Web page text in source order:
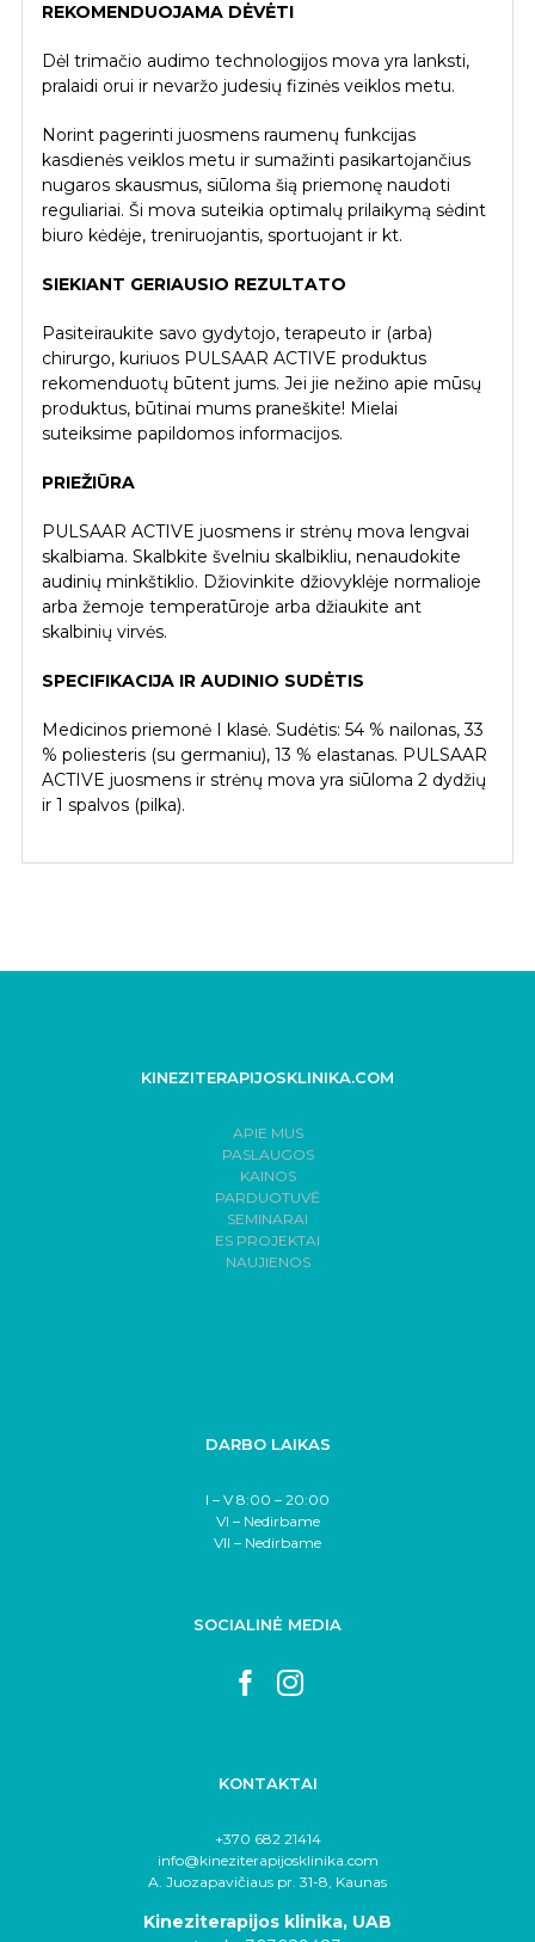
REKOMENDUOJAMA DĖVĖTI
Dėl trimačio audimo technologijos mova yra lanksti,
pralaidi orui ir nevaržo judesių fizinės veiklos metu.
Norint pagerinti juosmens raumenų funkcijas
kasdienės veiklos metu ir sumažinti pasikartojančius
nugaros skausmus, siūloma šią priemonę naudoti
reguliariai. Ši mova suteikia optimalų prilaikymą sėdint
biuro kėdėje, treniruojantis, sportuojant ir kt.
SIEKIANT GERIAUSIO REZULTATO
Pasiteiraukite savo gydytojo, terapeuto ir (arba)
chirurgo, kuriuos PULSAAR ACTIVE produktus
rekomenduotų būtent jums. Jei jie nežino apie mūsų
produktus, būtinai mums praneškite! Mielai
suteiksime papildomos informacijos.
PRIEŽIŪRA
PULSAAR ACTIVE juosmens ir strėnų mova lengvai
skalbiama. Skalbkite švelniu skalbikliu, nenaudokite
audinių minkštiklio. Džiovinkite džiovyklėje normalioje
arba žemoje temperatūroje arba džiaukite ant
skalbinių virvės.
SPECIFIKACIJA IR AUDINIO SUDĖTIS
Medicinos priemonė I klasė. Sudėtis: 54 % nailonas, 33
% poliesteris (su germaniu), 13 % elastanas. PULSAAR
ACTIVE juosmens ir strėnų mova yra siūloma 2 dydžių
ir 1 spalvos (pilka).
KINEZITERAPIJOSKLINIKA.COM
APIE MUS
PASLAUGOS
KAINOS
PARDUOTUVĖ
SEMINARAI
ES PROJEKTAI
NAUJIENOS
DARBO LAIKAS
I – V 8:00 – 20:00
VI – Nedirbame
VII – Nedirbame
SOCIALINĖ MEDIA
KONTAKTAI
+370 682 21414
info@kineziterapijosklinika.com
A. Juozapavičiaus pr. 31-8, Kaunas
Kineziterapijos klinika, UAB